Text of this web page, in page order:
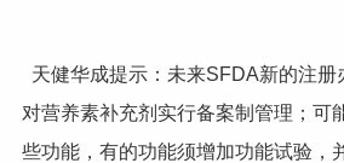
天健华成提示：未来SFDA新的注册
对营养素补充剂实行备案制管理；可
些功能，有的功能须增加功能试验，